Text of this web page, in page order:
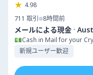
4.98
711 取引 8時間前
メールによる現金 ·
💵Cash in Mail for your
新規ユーザー歓迎